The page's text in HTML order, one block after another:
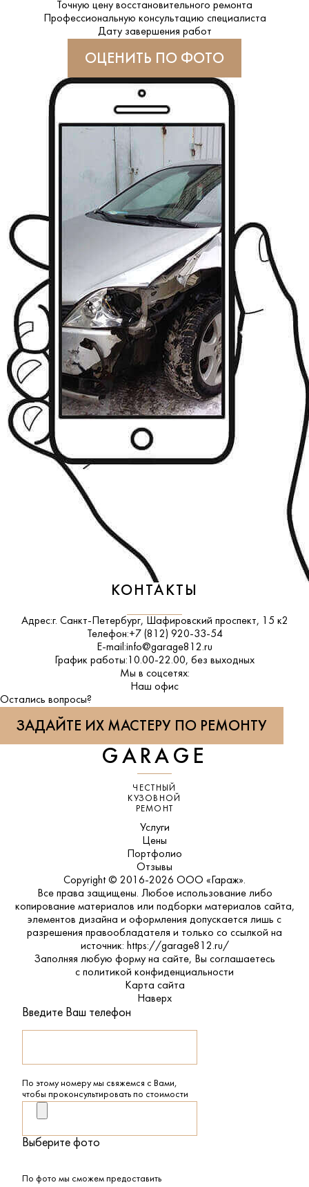
Точную цену восстановительного ремонта
Профессиональную консультацию специалиста
Дату завершения работ
ОЦЕНИТЬ ПО ФОТО
КОНТАКТЫ
Адрес:г. Санкт-Петербург, Шафировский проспект, 15 к2
Телефон:+7 (812) 920-33-54
E-mail:info@garage812.ru
График работы: 10.00-22.00, без выходных
Мы в соцсетях:
ВКонтакте
Наш офис
Остались вопросы?
ЗАДАЙТЕ ИХ МАСТЕРУ ПО РЕМОНТУ
GARAGE
ЧЕСТНЫЙ
КУЗОВНОЙ
РЕМОНТ
Услуги
Цены
Портфолио
Отзывы
Copyright © 2016-2026 ООО «Гараж».
Все права защищены. Любое использование либо
копирование материалов или подборки материалов сайта,
элементов дизайна и оформления допускается лишь с
разрешения правообладателя и только со ссылкой на
источник: https://garage812.ru/
Заполняя любую форму на сайте, Вы соглашаетесь
с политикой конфиденциальности
Карта сайта
Наверх
Введите Ваш телефон
По этому номеру мы свяжемся с Вами,
чтобы проконсультировать по стоимости
Выберите фото
По фото мы сможем предоставить